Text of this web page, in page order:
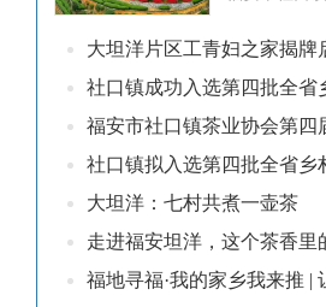
去，翠绿茶
身影。早上5
农林茂清就
加工小微园
叶萎凋成色
持续晴好天
大坦洋片区工青妇之家揭牌
大坦洋：七村共煮一壶茶